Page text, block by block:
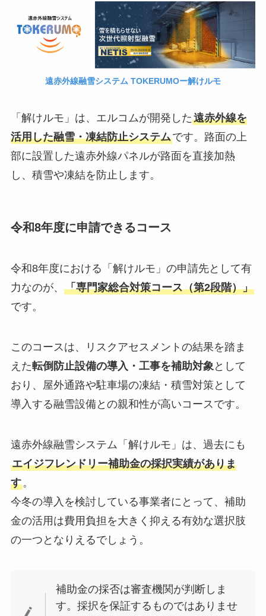
遠赤外線融雪システム TOKERUMOー解けルモ
「解けルモ」は、エルコムが開発した遠赤外線を
活用した融雪・凍結防止システムです。路面の上
部に設置した遠赤外線パネルが路面を直接加熱
し、積雪や凍結を防止します。
令和8年度に申請できるコース
令和8年度における「解けルモ」の申請先として有
力なのが、 「専門家総合対策コース（第2段階）」
です。
このコースは、リスクアセスメントの結果を踏ま
えた転倒防止設備の導入・工事を補助対象 として
おり、屋外通路や駐車場の凍結・積雪対策として
導入する融雪設備との親和性が高いコースです。
遠赤外線融雪システム「解けルモ」は、過去にも
エイジフレンドリー補助金の採択実績がありま
す。
今冬の導入を検討している事業者にとって、補助
金の活用は費用負担を大きく抑える有効な選択肢
の一つとなりえるでしょう。
補助金の採否は審査機関が判断しま
す。採択を保証するものではありませ